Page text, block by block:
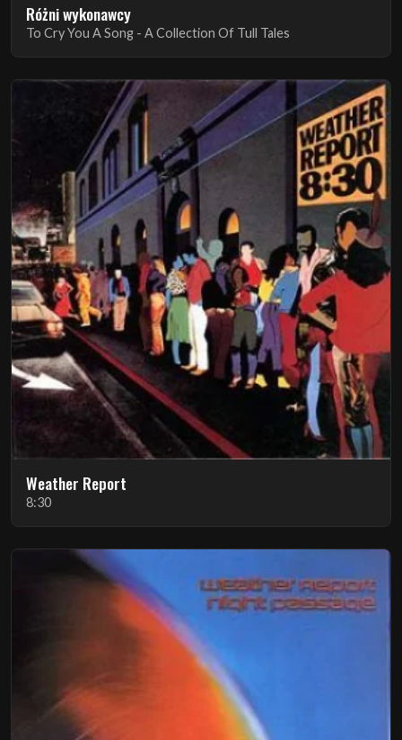
Różni wykonawcy
To Cry You A Song - A Collection Of Tull Tales
Weather Report
8:30